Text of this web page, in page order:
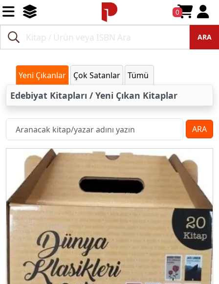
0
ARA
Yeni Çıkanlar Çok Satanlar Tümü
Edebiyat Kitapları / Yeni Çıkan Kitaplar
ARA